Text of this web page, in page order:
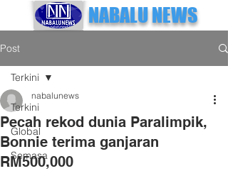
NABALU NEWS
Post
Terkini
Global
Semasa
Terkini
Pecah rekod dunia Paralimpik,
Bonnie terima ganjaran
RM500,000
nabalunews